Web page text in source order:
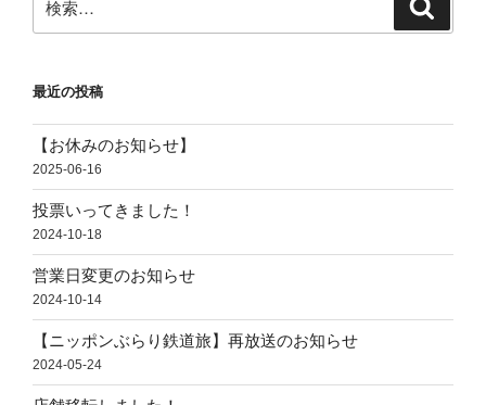
ョ
索:
最近の投稿
【お休みのお知らせ】
2025-06-16
投票いってきました！
2024-10-18
営業日変更のお知らせ
2024-10-14
【ニッポンぶらり鉄道旅】再放送のお知らせ
2024-05-24